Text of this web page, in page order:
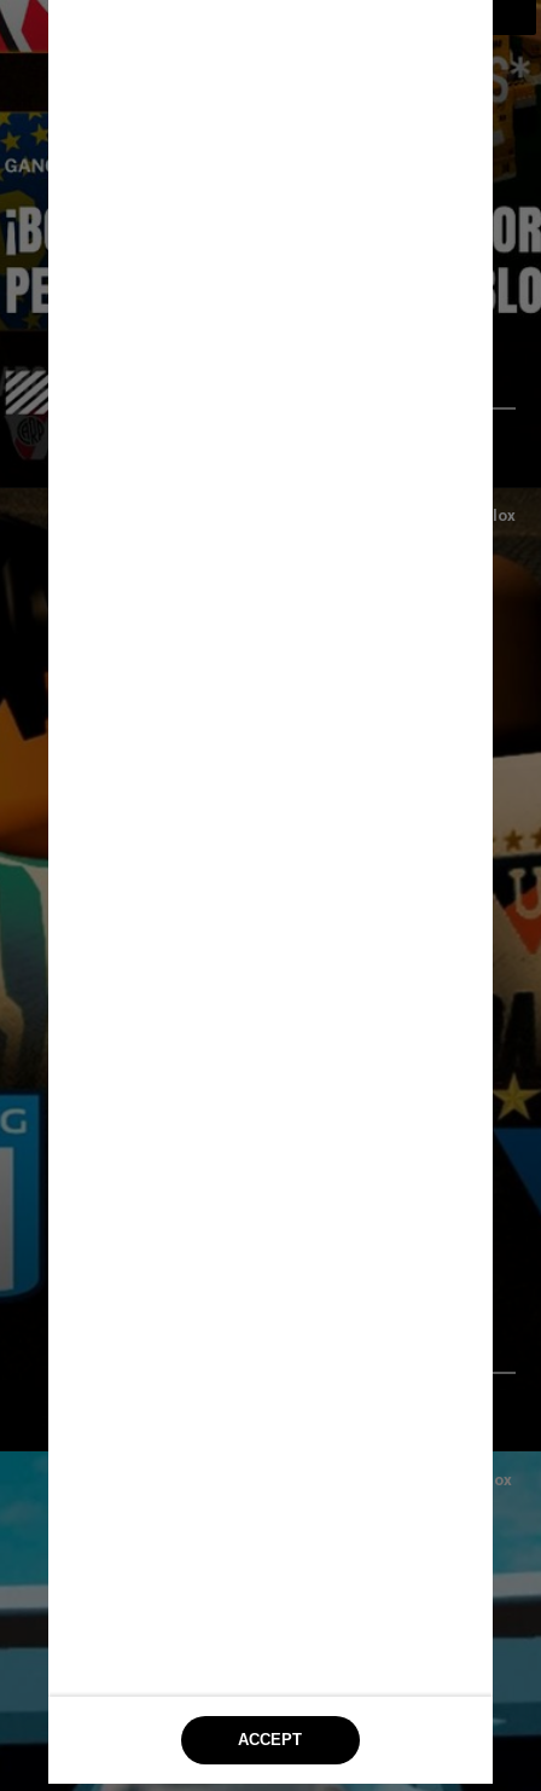
Divulgação/@coparoblox
Instagram/@ooclibertadoresderoblox